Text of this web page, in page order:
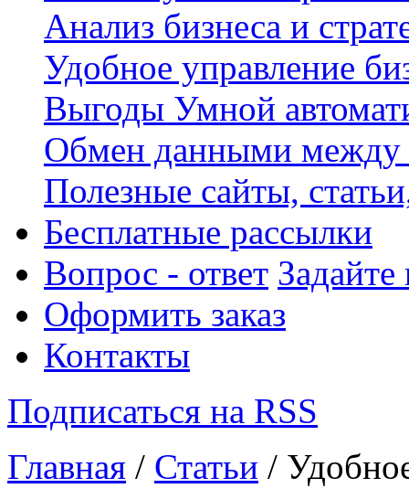
Анализ бизнеса и
Удобное управление
Выгоды Умной
Обмен данными между
Полезные сайты,
Бесплатные рассылки
Вопрос - ответ
Оформить заказ
Контакты
Подписаться на RSS
Главная / Статьи /